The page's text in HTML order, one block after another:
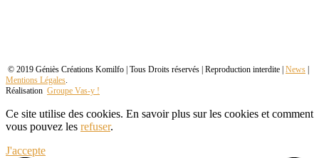
© 2019 Géniès Créations Komilfo | Tous Droits réservés | Reproduction interdite | News
Mentions Légales.
Réalisation Groupe Vas-y !
Ce site utilise des cookies. En savoir plus sur les cookies et comment
vous pouvez les refuser.
J'accepte